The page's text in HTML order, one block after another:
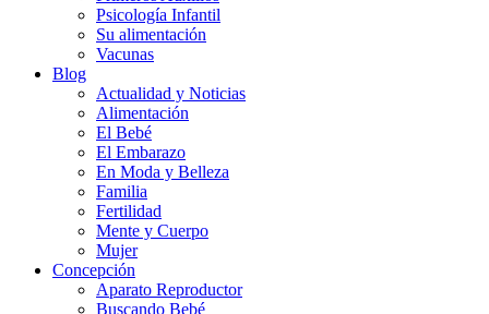
Psicología Infantil
Su alimentación
Vacunas
Blog
Actualidad y Noticias
Alimentación
El Bebé
El Embarazo
En Moda y Belleza
Familia
Fertilidad
Mente y Cuerpo
Mujer
Concepción
Aparato Reproductor
Buscando Bebé